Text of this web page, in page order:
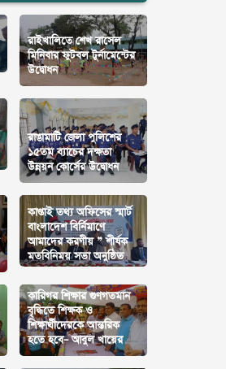
রাইখালিতে শেখ রাসেল
মিনিবার ফুটবল টুর্নামেন্টের
উদ্বোধন
রাঙামাটি জেলা পুলিশের
১৫তম ব্যাচের দক্ষতা
উন্নয়ন কোর্সের উদ্বোধন
কাপ্তাই তথ্য অফিসের স্মার্ট
বাংলাদেশ বির্নিমাণে
আমাদের করণীয় ” শীর্ষক
মতবিনিময় সভা অনুষ্ঠিত
কারিগর শিক্ষার গুণগতমান
বৃদ্ধিতে শিক্ষক ও
শিক্ষার্থীদেরকে আন্তরিক
হতে হবে– আবুল খায়ের